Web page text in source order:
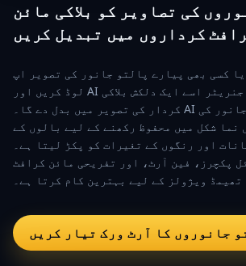
کی تصاویر کو بلاکی مائن
کرداروں میں تبدیل کریں
کسی بھی پیارے پالتو جانور کی تصویر اپ
لوڈ کریں اور AI مائن کرافٹ اسکن جنریٹر اسے ایک دلکش بلاکی
کردار کی تصویر میں بدل دے گا۔ AI آپ کے پالتو جانور کی
نما شکل میں محفوظ رکھنے کے لیے بالوں کے
اور رنگوں کے تغیرات کو پکڑ لیتا ہے۔
پکچرز، فین آرٹ، اور تفریحی مائن کرافٹ
تھیمڈ ویژولز کے لیے بہترین کام کرتا ہے۔
جانوروں کا آرٹ ورک تیار کریں